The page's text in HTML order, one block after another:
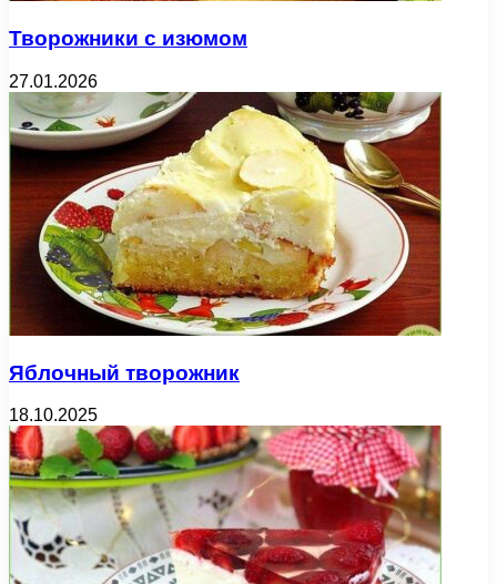
Творожники с изюмом
27.01.2026
Яблочный творожник
18.10.2025